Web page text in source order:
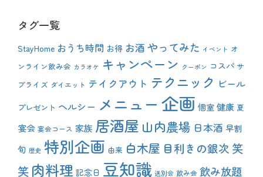
タグ一覧
StayHome おうち時間 お得 お酒 やってみた イベント オ
ンライン飲み会 カラオケ キャンペーン クーポン コスパ サ
プライズ ダイエット テイクアウト テクニック ビール
プレゼント ヘルシー メニュー 企画 個室 健康 夏
宴会 宴会コース 家族 居酒屋 山内農場 日本酒 早割
旬 歴史 特別企画 由来 白木屋 目利きの銀次 笑
笑 肉料理 記念日 豆知識 送別会 飲み会 飲み放題